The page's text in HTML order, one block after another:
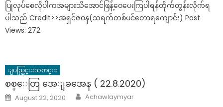
ပြုလုပ်စေလိုပါကအများသိအောင်ဖြန့်ဝေပေးကြပါရန်တိုက်တွန်းလိုက်ရ
ပါသည် Credit>>အရှင်ဇဝန(သရက်တစ်ပင်တောရကျောင်း) Post
Views: 272
ျပည္တြင္းသတင္း
စစ္ေတြ အေျခအေန ( 22.8.2020)
Posted
on
August 22, 2020 Author
Achawlaymyar